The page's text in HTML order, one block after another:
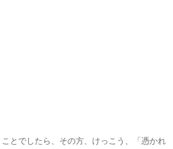
とでしたら、その方、けっこう、「憑かれ